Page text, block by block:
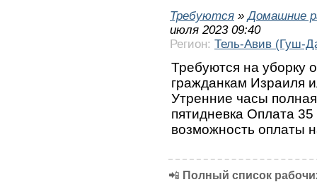
Требуются »Домашние
июля 2023 09:40
Регион: Тель-Авив (Гуш-
Требуются на уборку
гражданкам Израиля
Утренние часы
пятидневка Оплата
возможность оплаты
📲 Полный список